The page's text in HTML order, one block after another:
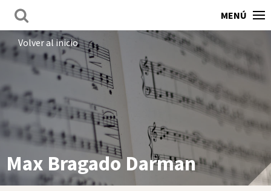
MENÚ
Volver al inicio
Max Bragado Darman